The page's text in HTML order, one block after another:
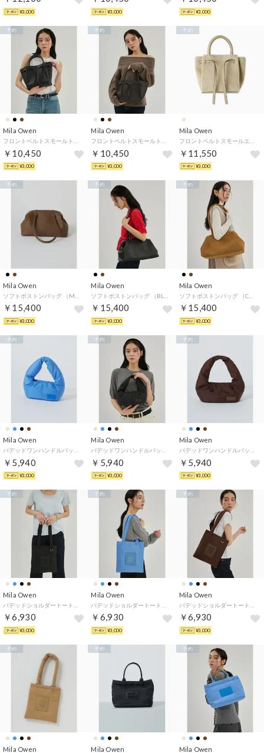
¥3,000 ¥3,000 ¥3,000
Mila Owen
￥10,450
予約
¥3,000
Mila Owen
￥10,450
予約
¥3,000
Mila Owen
￥11,550
予約
¥3,000
Mila Owen
￥15,400
予約
¥3,000
Mila Owen
￥15,400
予約
¥3,000
Mila Owen
ソフトボストンバッグ （CML）
￥15,400
予約
¥3,000
Mila Owen
￥5,940
予約
¥3,000
Mila Owen
￥5,940
予約
¥3,000
Mila Owen
￥5,940
予約
¥3,000
Mila Owen
￥6,930
予約
¥3,000
Mila Owen
￥6,930
予約
¥3,000
Mila Owen
￥6,930
予約
¥3,000
Mila Owen
予約
Mila Owen
予約
Mila Owen
予約